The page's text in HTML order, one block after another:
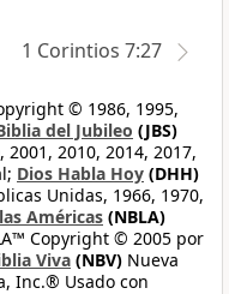
1 Corintios 7:27
© 1986, 1995,
del Jubileo (JBS)
2010, 2014, 2017,
Dios Habla Hoy (DHH)
Unidas, 1966, 1970,
Américas (NBLA)
Copyright © 2005 por
Viva (NBV) Nueva
Inc.® Usado con